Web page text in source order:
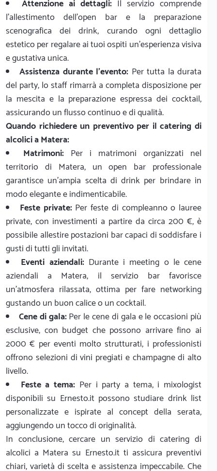
Attenzione ai dettagli: Il servizio comprende
l'allestimento dell'open bar e la preparazione
scenografica dei drink, curando ogni dettaglio
estetico per regalare ai tuoi ospiti un'esperienza visiva
e gustativa unica.
Assistenza durante l'evento: Per tutta la durata
del party, lo staff rimarrà a completa disposizione per
la mescita e la preparazione espressa dei cocktail,
assicurando un flusso continuo e di qualità.
Quando richiedere un preventivo per il catering di
alcolici a Matera:
Matrimoni: Per i matrimoni organizzati nel
territorio di Matera, un open bar professionale
garantisce un'ampia scelta di drink per brindare in
modo elegante e indimenticabile.
Feste private:Per feste di compleanno o lauree
private, con investimenti a partire da circa 200 €, è
possibile allestire postazioni bar capaci di soddisfare i
gusti di tutti gli invitati.
Eventi aziendali:Durante i meeting o le cene
aziendali a Matera, il servizio bar favorisce
un'atmosfera rilassata, ottima per fare networking
gustando un buon calice o un cocktail.
Cene di gala:Per le cene di gala e le occasioni più
esclusive, con budget che possono arrivare fino ai
2000 € per eventi molto strutturati, i professionisti
offrono selezioni di vini pregiati e champagne di alto
livello.
Feste a tema: Per i party a tema, i mixologist
disponibili su Ernesto.it possono studiare drink list
personalizzate e ispirate al concept della serata,
aggiungendo un tocco di originalità.
In conclusione, cercare un servizio di catering di
alcolici a Matera su Ernesto.it ti assicura preventivi
chiari, varietà di scelta e assistenza impeccabile. Che